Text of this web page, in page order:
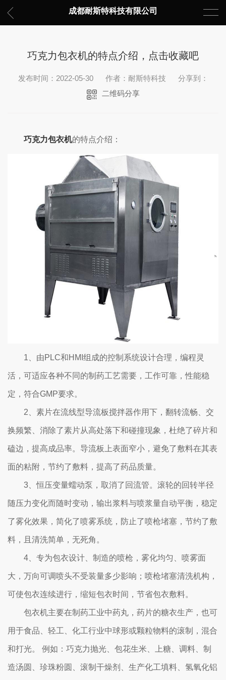
成都耐斯特科技有限公司
巧克力包衣机的特点介绍，点击收藏吧
发布时间：2022-05-30 作者：耐斯特科技
分享到：
二维码分享
巧克力包衣机的特点介绍：
1、由PLC和HMI组成的控制系统设计合理，编程灵
活，可适应各种不同的制药工艺需要，工作可靠，性能稳
定，符合GMP要求。
2、素片在流线型导流板搅拌器作用下，翻转流畅、交
换频繁、消除了素片从高处落下和碰撞现象，杜绝了碎片和
磕边，提高成品率。导流板上表面窄小，避免了敷料在其表
面的粘附，节约了敷料，提高了药品质量。
3、恒压变量蠕动泵，取消了回流管。滚轮的回转半径
随压力变化而随时变动，输出浆料与喷浆量自动平衡，稳定
了雾化效果，简化了喷雾系统，防止了喷枪堵塞，节约了敷
料，且清洗简单，无死角。
4、专为包衣设计、制造的喷枪，雾化均匀、喷雾面
大，万向可调喷头不受装量多少影响；喷枪堵塞清洗机构，
可使包衣连续进行，缩短包衣时间，节省包衣敷料。
包衣机主要在制药工业中药丸，药片的糖衣生产，也可
用于食品、轻工、化工行业中球形或颗粒物料的滚制，混合
和打光。 例如：巧克力抛光、包花生米、上糖、调料、制
造汤圆、珍珠粉圆、滚制干燥剂、生产化工填料、氢氧化铝